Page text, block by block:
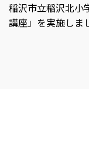
稲沢市立稲沢北小
講座」を実施しま